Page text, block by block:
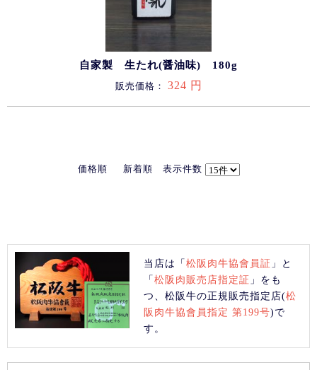
自家製 生たれ(醤油味) 180g
販売価格： 324 円
価格順 新着順 表示件数
当店は「松阪肉牛協會員証 」と
「松阪肉販売店指定証 」をも
つ、松阪牛の正規販売指定店(松
阪肉牛協會員指定 第199号)で
す。